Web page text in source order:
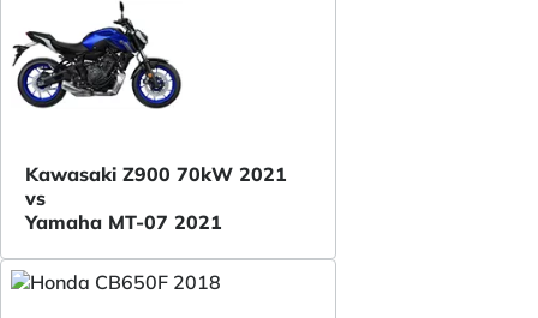
Kawasaki Z900 70kW 2021
vs
Yamaha MT-07 2021